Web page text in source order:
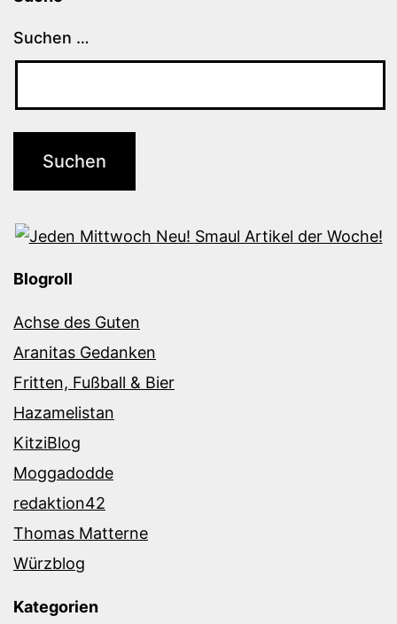
Suchen …
Blogroll
Achse des Guten
Aranitas Gedanken
Fritten, Fußball & Bier
Hazamelistan
KitziBlog
Moggadodde
redaktion42
Thomas Matterne
Würzblog
Kategorien